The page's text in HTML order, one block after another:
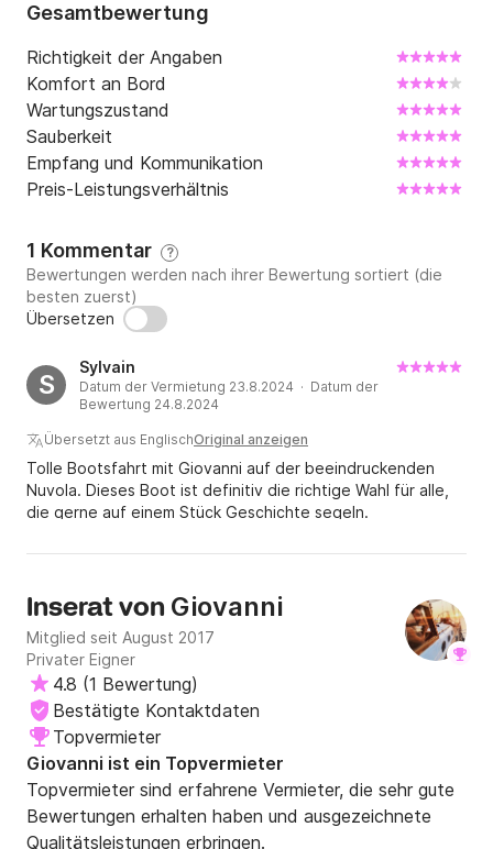
Gesamtbewertung
Richtigkeit der Angaben
Komfort an Bord
Wartungszustand
Sauberkeit
Empfang und Kommunikation
Preis-Leistungsverhältnis
1 Kommentar ?
Bewertungen werden nach ihrer Bewertung sortiert (die
besten zuerst)
Übersetzen
S
Sylvain
Datum der Vermietung 23.8.2024 · Datum der
Bewertung 24.8.2024
Übersetzt aus EnglischOriginal anzeigen
Tolle Bootsfahrt mit Giovanni auf der beeindruckenden
Nuvola. Dieses Boot ist definitiv die richtige Wahl für alle,
die gerne auf einem Stück Geschichte segeln.
Inserat von Giovanni
Mitglied seit August 2017
Privater Eigner
4.8 (1 Bewertung)
Bestätigte Kontaktdaten
Topvermieter
Giovanni ist ein Topvermieter
Topvermieter sind erfahrene Vermieter, die sehr gute
Bewertungen erhalten haben und ausgezeichnete
Qualitätsleistungen erbringen.